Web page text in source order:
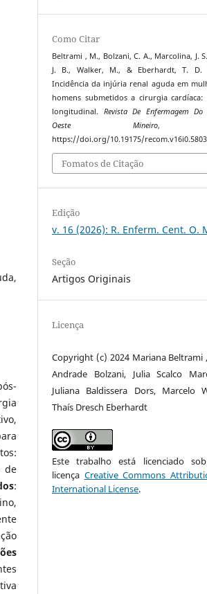
de
:
Como Citar
Beltrami , M., Bolzani, C. A., Marcolina, J.
J. B., Walker, M., & Eberhardt, T. D.
Incidência da injúria renal aguda em
homens submetidos a cirurgia cardíaca:
longitudinal. Revista De Enfermagem Do
Oeste Mineiro
https://doi.org/10.19175/recom.v16i0.5803
Fomatos de Citação
Edição
v. 16 (2026): R. Enferm. Cent. O.
Seção
Artigos Originais
Licença
Copyright (c) 2024 Mariana Beltrami
Andrade Bolzani, Julia Scalco
Juliana Baldissera Dors, Marcelo
Thaís Dresch Eberhardt
Este trabalho está licenciado
licença Creative Commons
International License.